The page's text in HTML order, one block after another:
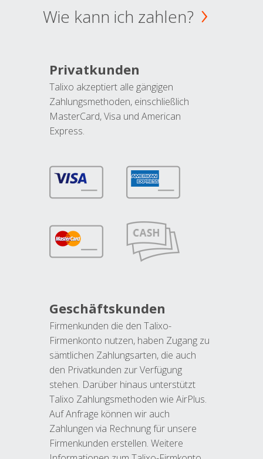
Wie kann ich zahlen?
Privatkunden
Talixo akzeptiert alle gängigen
Zahlungsmethoden, einschließlich
MasterCard, Visa und American
Express.
Geschäftskunden
Firmenkunden die den Talixo-
Firmenkonto nutzen, haben Zugang zu
sämtlichen Zahlungsarten, die auch
den Privatkunden zur Verfügung
stehen. Darüber hinaus unterstützt
Talixo Zahlungsmethoden wie AirPlus.
Auf Anfrage können wir auch
Zahlungen via Rechnung für unsere
Firmenkunden erstellen. Weitere